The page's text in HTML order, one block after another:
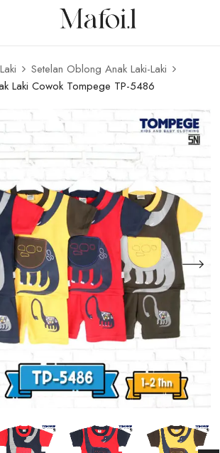
Setelan Oblong Anak Laki-Laki
Laki Cowok Tompege TP-5486